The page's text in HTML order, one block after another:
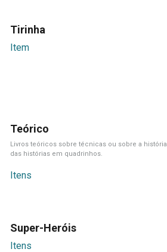
Tirinha
Item
Teórico
Livros teóricos sobre técnicas ou sobre a história
das histórias em quadrinhos.
Itens
Super-Heróis
Itens